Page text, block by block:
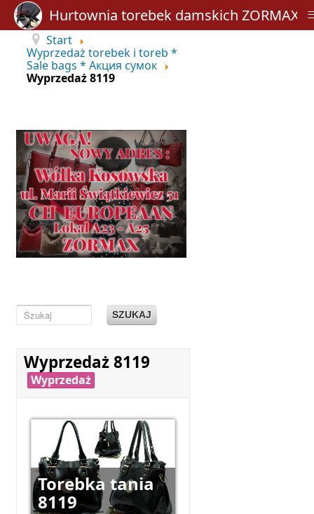
Start
Wyprzedaż torebek i toreb *
Sale bags * Акция сумок
Wyprzedaż 8119
SZUKAJ
Wyprzedaż 8119
Wyprzedaż
Torebka tania
8119
Hurtownia torebek damskich ZORMAX